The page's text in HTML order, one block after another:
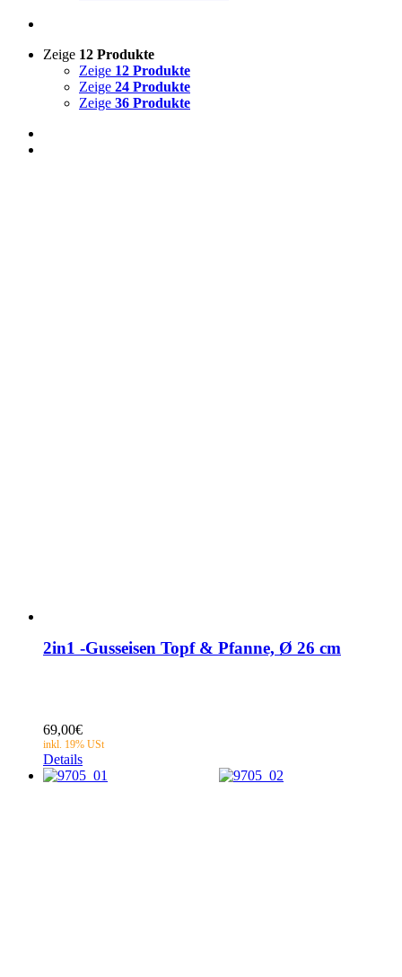
Zeige 12 Produkte
Zeige 12 Produkte
Zeige 24 Produkte
Zeige 36 Produkte
2in1 -Gusseisen Topf & Pfanne, Ø 26 cm
69,00€
Details